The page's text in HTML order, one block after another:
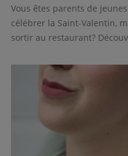
Vous êtes parents de
célébrer la Saint-Valentin,
sortir au restaurant?